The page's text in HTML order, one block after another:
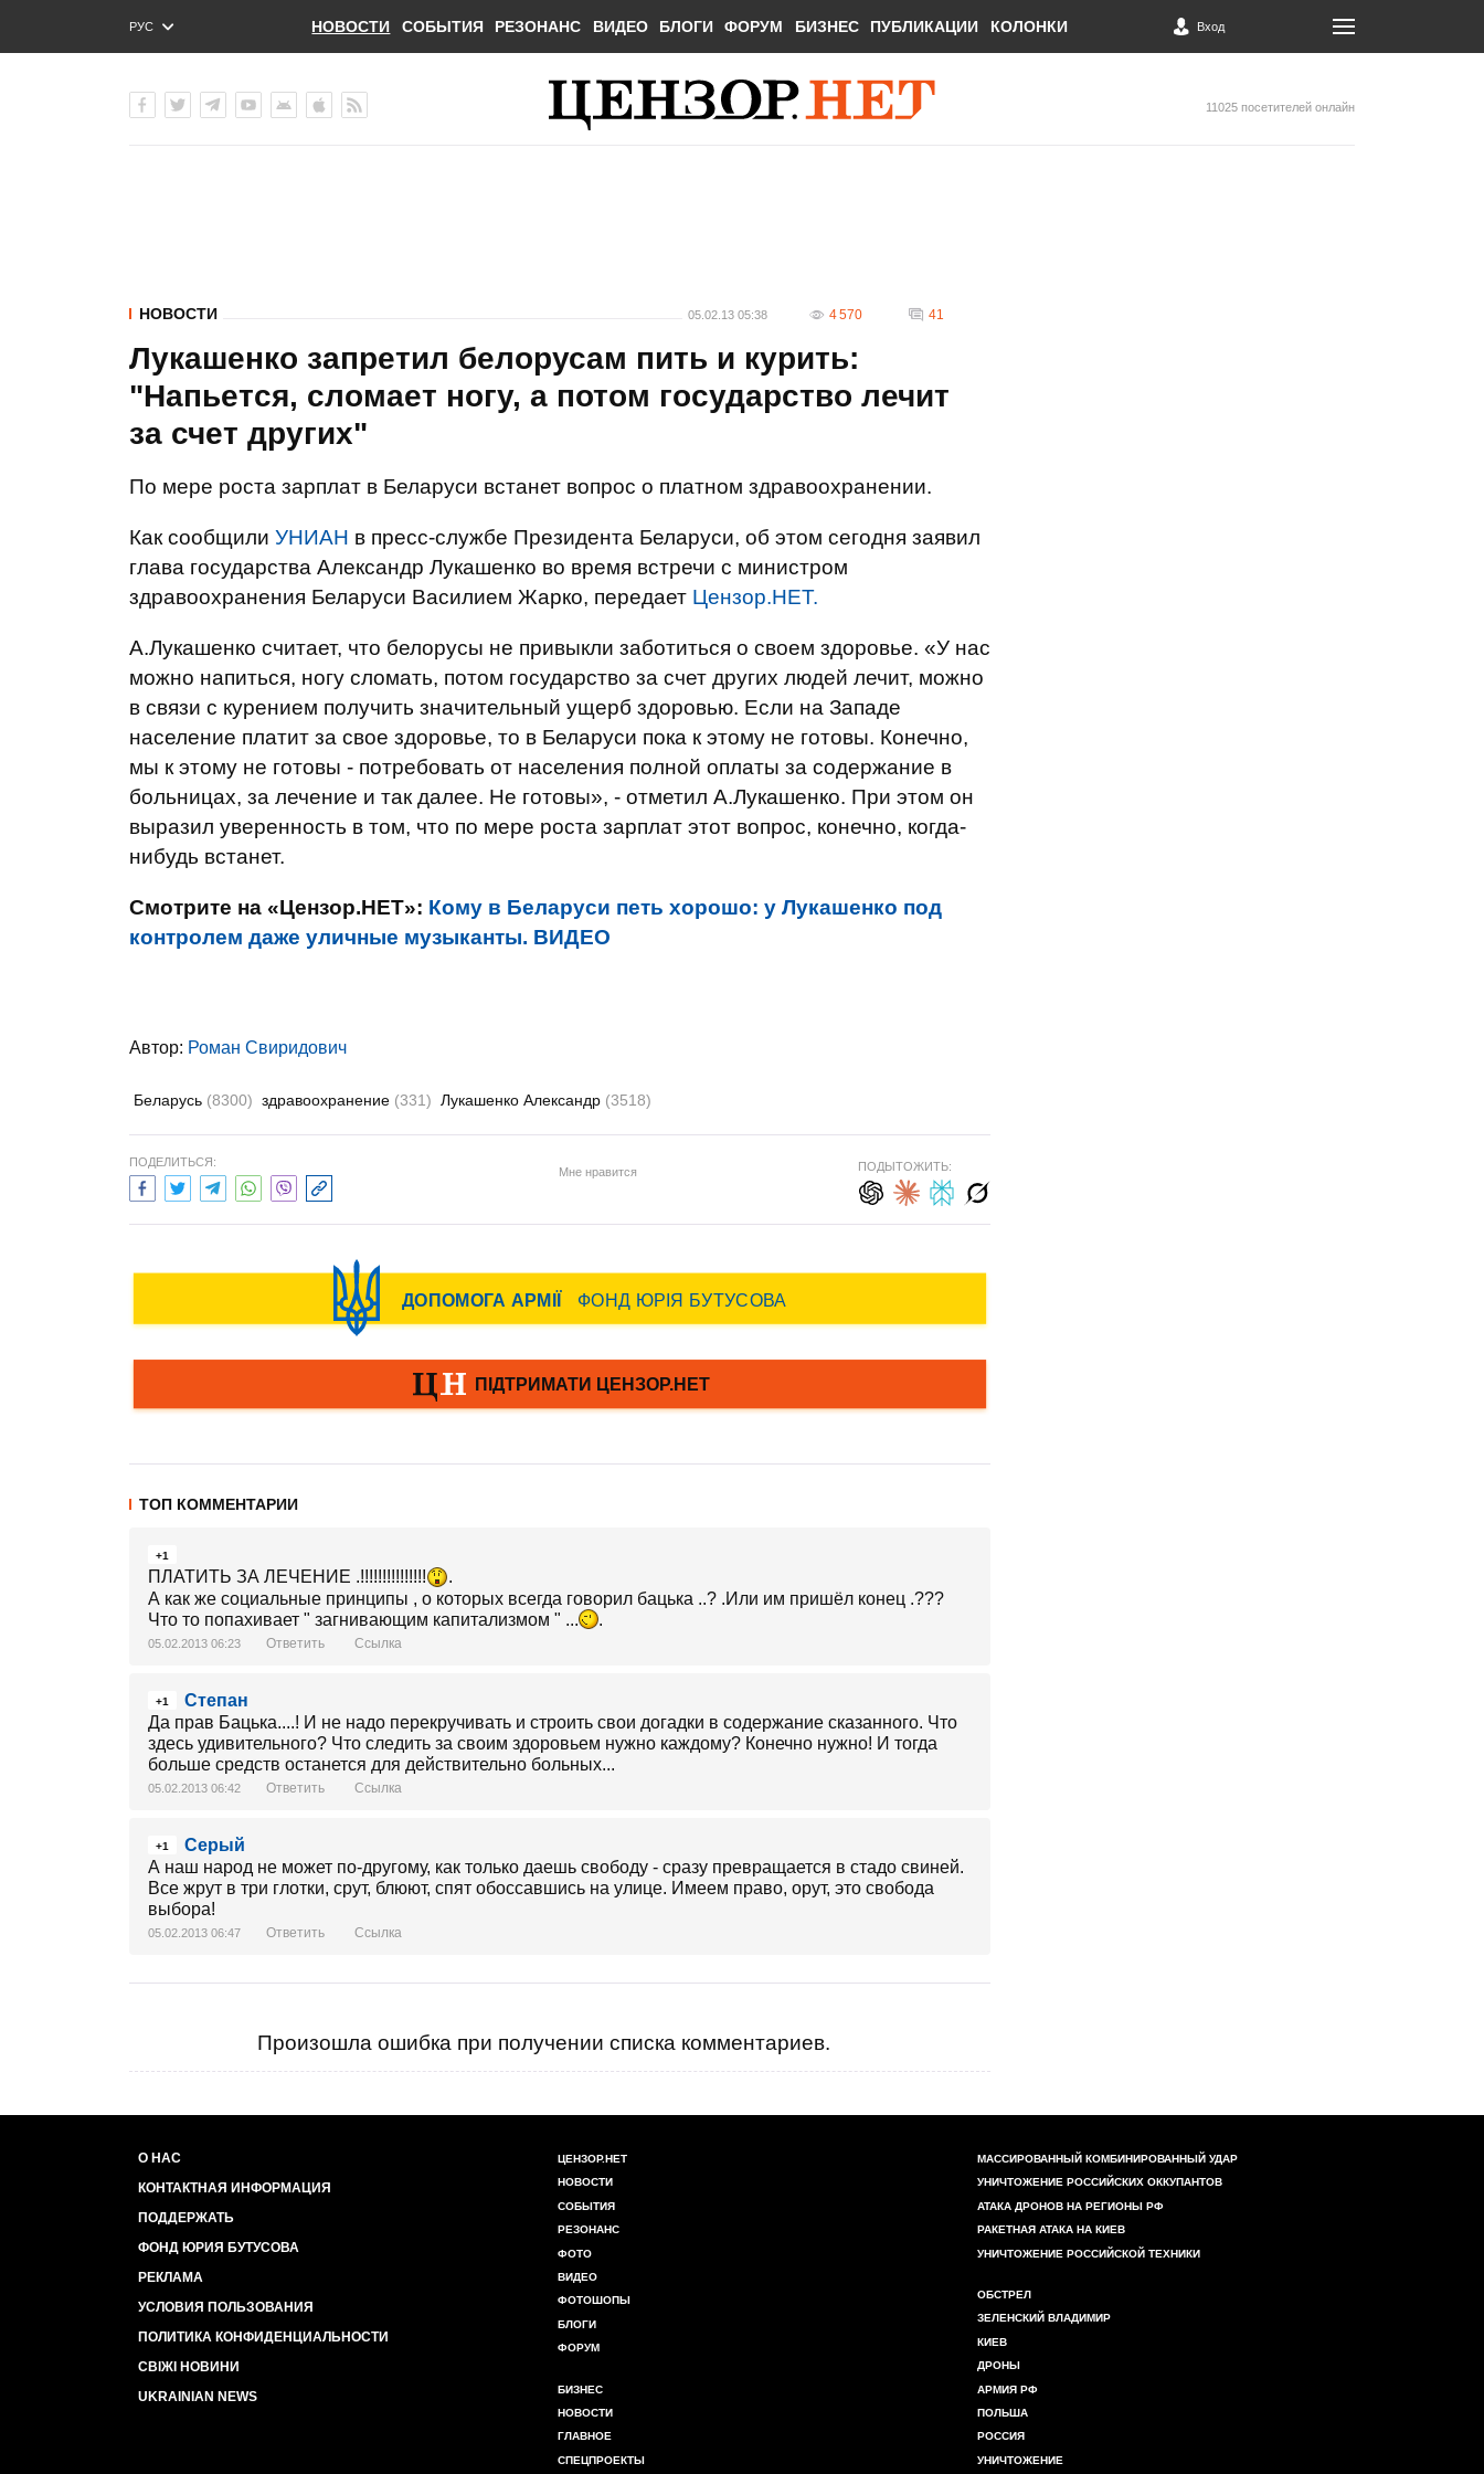
РУС
ENG
НОВОСТИ СОБЫТИЯ РЕЗОНАНС ВИДЕО БЛОГИ ФОРУМ БИЗНЕС ПУБЛИКАЦИИ КОЛОНКИ Вход
11025 посетителей онлайн
НОВОСТИ 05.02.13 05:38 4 570 41
Лукашенко запретил белорусам пить и курить:
"Напьется, сломает ногу, а потом государство лечит
за счет других"
По мере роста зарплат в Беларуси встанет вопрос о платном здравоохранении.
Как сообщили УНИАН в пресс-службе Президента Беларуси, об этом сегодня заявил
глава государства Александр Лукашенко во время встречи с министром
здравоохранения Беларуси Василием Жарко, передает Цензор.НЕТ.
А.Лукашенко считает, что белорусы не привыкли заботиться о своем здоровье. «У нас
можно напиться, ногу сломать, потом государство за счет других людей лечит, можно
в связи с курением получить значительный ущерб здоровью. Если на Западе
население платит за свое здоровье, то в Беларуси пока к этому не готовы. Конечно,
мы к этому не готовы - потребовать от населения полной оплаты за содержание в
больницах, за лечение и так далее. Не готовы», - отметил А.Лукашенко. При этом он
выразил уверенность в том, что по мере роста зарплат этот вопрос, конечно, когда-
нибудь встанет.
Смотрите на «Цензор.НЕТ»: Кому в Беларуси петь хорошо: у Лукашенко под
контролем даже уличные музыканты. ВИДЕО
Автор: Роман Свиридович
Беларусь (8300) здравоохранение (331) Лукашенко Александр (3518)
ПОДЕЛИТЬСЯ:
Мне нравится ПОДЫТОЖИТЬ:
ТОП КОММЕНТАРИИ
+1
ПЛАТИТЬ ЗА ЛЕЧЕНИЕ .!!!!!!!!!!!!!!!
.
А как же социальные принципы , о которых всегда говорил бацька ..? .Или им пришёл конец .???
Что то попахивает " загнивающим капитализмом " ...
.
05.02.2013 06:23 Ответить Ссылка
+1
Степан
Да прав Бацька....! И не надо перекручивать и строить свои догадки в содержание сказанного. Что
здесь удивительного? Что следить за своим здоровьем нужно каждому? Конечно нужно! И тогда
больше средств останется для действительно больных...
05.02.2013 06:42 Ответить Ссылка
+1
Серый
А наш народ не может по-другому, как только даешь свободу - сразу превращается в стадо свиней.
Все жрут в три глотки, срут, блюют, спят обоссавшись на улице. Имеем право, орут, это свобода
выбора!
05.02.2013 06:47 Ответить Ссылка
Произошла ошибка при получении списка комментариев.
О НАС
КОНТАКТНАЯ ИНФОРМАЦИЯ
ПОДДЕРЖАТЬ
ФОНД ЮРИЯ БУТУСОВА
РЕКЛАМА
УСЛОВИЯ ПОЛЬЗОВАНИЯ
ПОЛИТИКА КОНФИДЕНЦИАЛЬНОСТИ
СВІЖІ НОВИНИ
UKRAINIAN NEWS
ЦЕНЗОР.НЕТ
НОВОСТИ
СОБЫТИЯ
РЕЗОНАНС
ФОТО
ВИДЕО
ФОТОШОПЫ
БЛОГИ
ФОРУМ
БИЗНЕС
НОВОСТИ
ГЛАВНОЕ
СПЕЦПРОЕКТЫ
МАССИРОВАННЫЙ КОМБИНИРОВАННЫЙ УДАР
УНИЧТОЖЕНИЕ РОССИЙСКИХ ОККУПАНТОВ
АТАКА ДРОНОВ НА РЕГИОНЫ РФ
РАКЕТНАЯ АТАКА НА КИЕВ
УНИЧТОЖЕНИЕ РОССИЙСКОЙ ТЕХНИКИ
ОБСТРЕЛ
ЗЕЛЕНСКИЙ ВЛАДИМИР
КИЕВ
ДРОНЫ
АРМИЯ РФ
ПОЛЬША
РОССИЯ
УНИЧТОЖЕНИЕ